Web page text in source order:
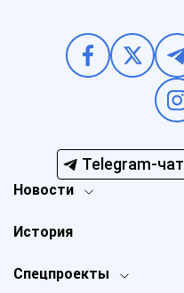
Telegram-чат
Новости
Спецпроекты
История